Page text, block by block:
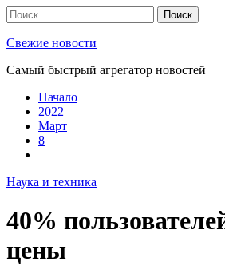
Skip
to
content
Найти:
Свежие новости
Самый быстрый агрегатор новостей
Начало
2022
Март
8
Наука и техника
40%
цены